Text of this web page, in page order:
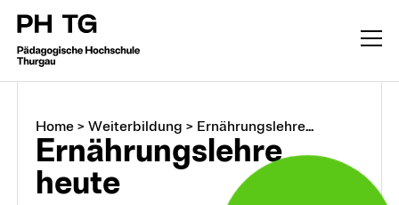
Home> Weiterbildung > Ernährungslehre...
Ernährungslehre
heute